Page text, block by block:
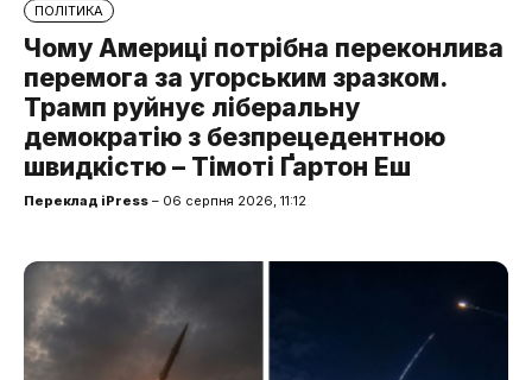
ПОЛІТИКА
Чому Америці потрібна переконлива
перемога за угорським зразком.
Трамп руйнує ліберальну
демократію з безпрецедентною
швидкістю – Тімоті Ґартон Еш
Переклад iPress – 06 серпня 2026, 11:12